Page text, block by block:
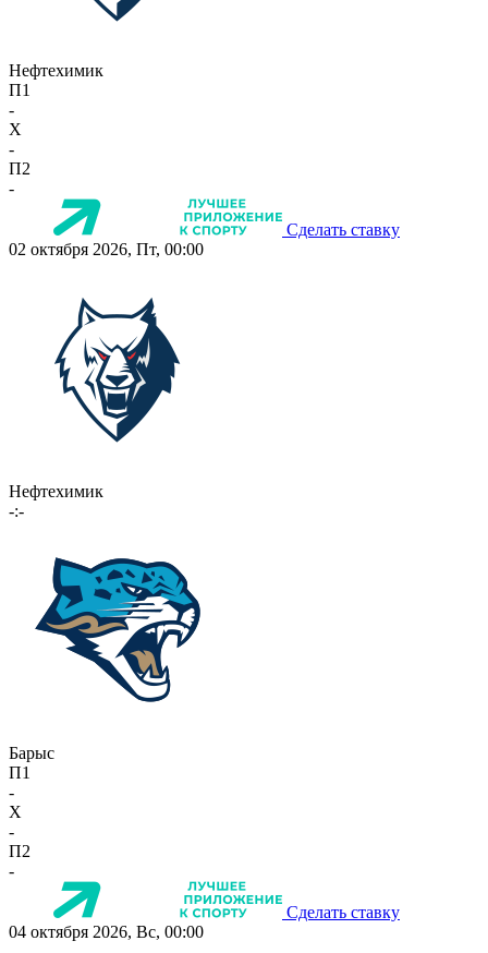
Нефтехимик
П1
-
X
-
П2
-
Сделать ставку
02 октября 2026, Пт, 00:00
Нефтехимик
-:-
Барыс
П1
-
X
-
П2
-
Сделать ставку
04 октября 2026, Вс, 00:00